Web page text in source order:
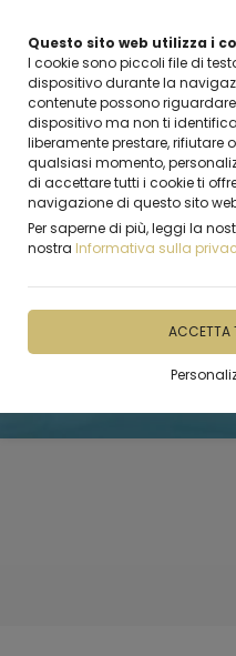
Questo sito web utilizza i
I cookie sono piccoli file di
dispositivo durante la
contenute possono riguardare
dispositivo ma non ti
liberamente prestare, rifiutare
qualsiasi momento,
di accettare tutti i cookie ti
navigazione di questo sito
Per saperne di più, leggi la
nostra Informativa sulla
ACCETTA